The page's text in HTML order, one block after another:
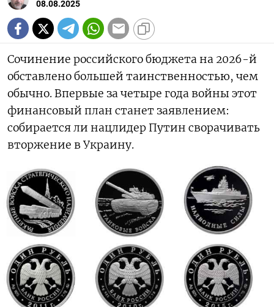
08.08.2025
Сочинение российского бюджета на 2026-й
обставлено большей таинственностью, чем
обычно. Впервые за четыре года войны этот
финансовый план станет заявлением:
собирается ли нацлидер Путин сворачивать
вторжение в Украину.